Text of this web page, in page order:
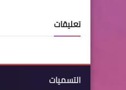
تعليقات
التسميات